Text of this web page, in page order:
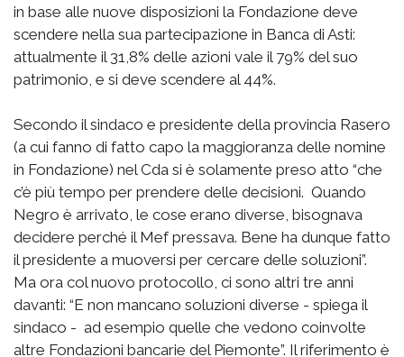
in base alle nuove disposizioni la Fondazione deve
scendere nella sua partecipazione in Banca di Asti:
attualmente il 31,8% delle azioni vale il 79% del suo
patrimonio, e si deve scendere al 44%.
Secondo il sindaco e presidente della provincia Rasero
(a cui fanno di fatto capo la maggioranza delle nomine
in Fondazione) nel Cda si è solamente preso atto “che
c’è più tempo per prendere delle decisioni. Quando
Negro è arrivato, le cose erano diverse, bisognava
decidere perché il Mef pressava. Bene ha dunque fatto
il presidente a muoversi per cercare delle soluzioni”.
Ma ora col nuovo protocollo, ci sono altri tre anni
davanti: “E non mancano soluzioni diverse - spiega il
sindaco - ad esempio quelle che vedono coinvolte
altre Fondazioni bancarie del Piemonte”. Il riferimento è